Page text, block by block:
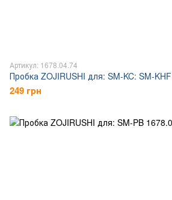
Артикул: 1678.04.74
Пробка ZOJIRUSHI для: SM-KC: SM-KHF
249 грн